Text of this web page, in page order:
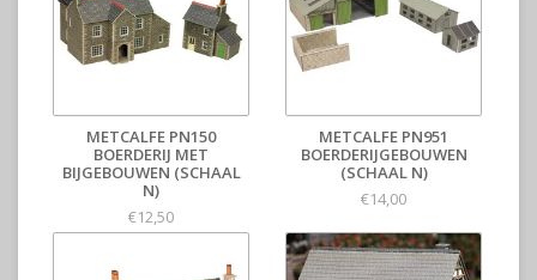
METCALFE PN150
BOERDERIJ MET
BIJGEBOUWEN (SCHAAL
N)
€12,50
METCALFE PN951
BOERDERIJGEBOUWEN
(SCHAAL N)
€14,00